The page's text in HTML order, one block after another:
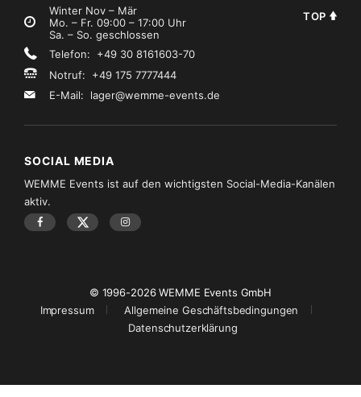
Winter Nov – Mär
Mo. – Fr. 09:00 – 17:00 Uhr
Sa. – So. geschlossen
Telefon: +49 30 8161603-70
Notruf: +49 175 7777444
E-Mail: lager@wemme-events.de
SOCIAL MEDIA
WEMME Events ist auf den wichtigsten Social-Media-Kanälen
aktiv.
© 1996-2026 WEMME Events GmbH
Impressum
Allgemeine Geschäftsbedingungen
Datenschutzerklärung
TOP